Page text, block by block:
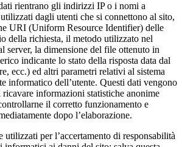
rientrano gli indirizzi IP o i nomi a
dagli utenti che si connettono al sito,
URI (Uniform Resource Identifier) delle
della richiesta, il metodo utilizzato nel
server, la dimensione del file ottenuto in
indicante lo stato della risposta data dal
ecc.) ed altri parametri relativi al sistema
informatico dell’utente. Questi dati vengono
informazioni statistiche anonime
il corretto funzionamento e
dopo l’elaborazione.
utilizzati per l’accertamento di responsabilità